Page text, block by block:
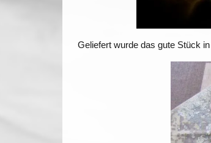
Geliefert wurde das gute Stück